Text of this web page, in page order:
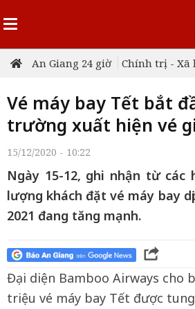
An Giang 24 giờ Chính trị - Xã
Vé máy bay Tết bắt
trường xuất hiện vé
15/12/2020 - 10:22
Ngày 15-12, ghi nhận từ các
lượng khách đặt vé máy bay
2021 đang tăng mạnh.
Đại diện Bamboo Airways cho
triệu vé máy bay Tết được